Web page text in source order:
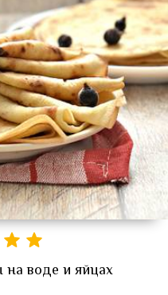
на воде и яйцах